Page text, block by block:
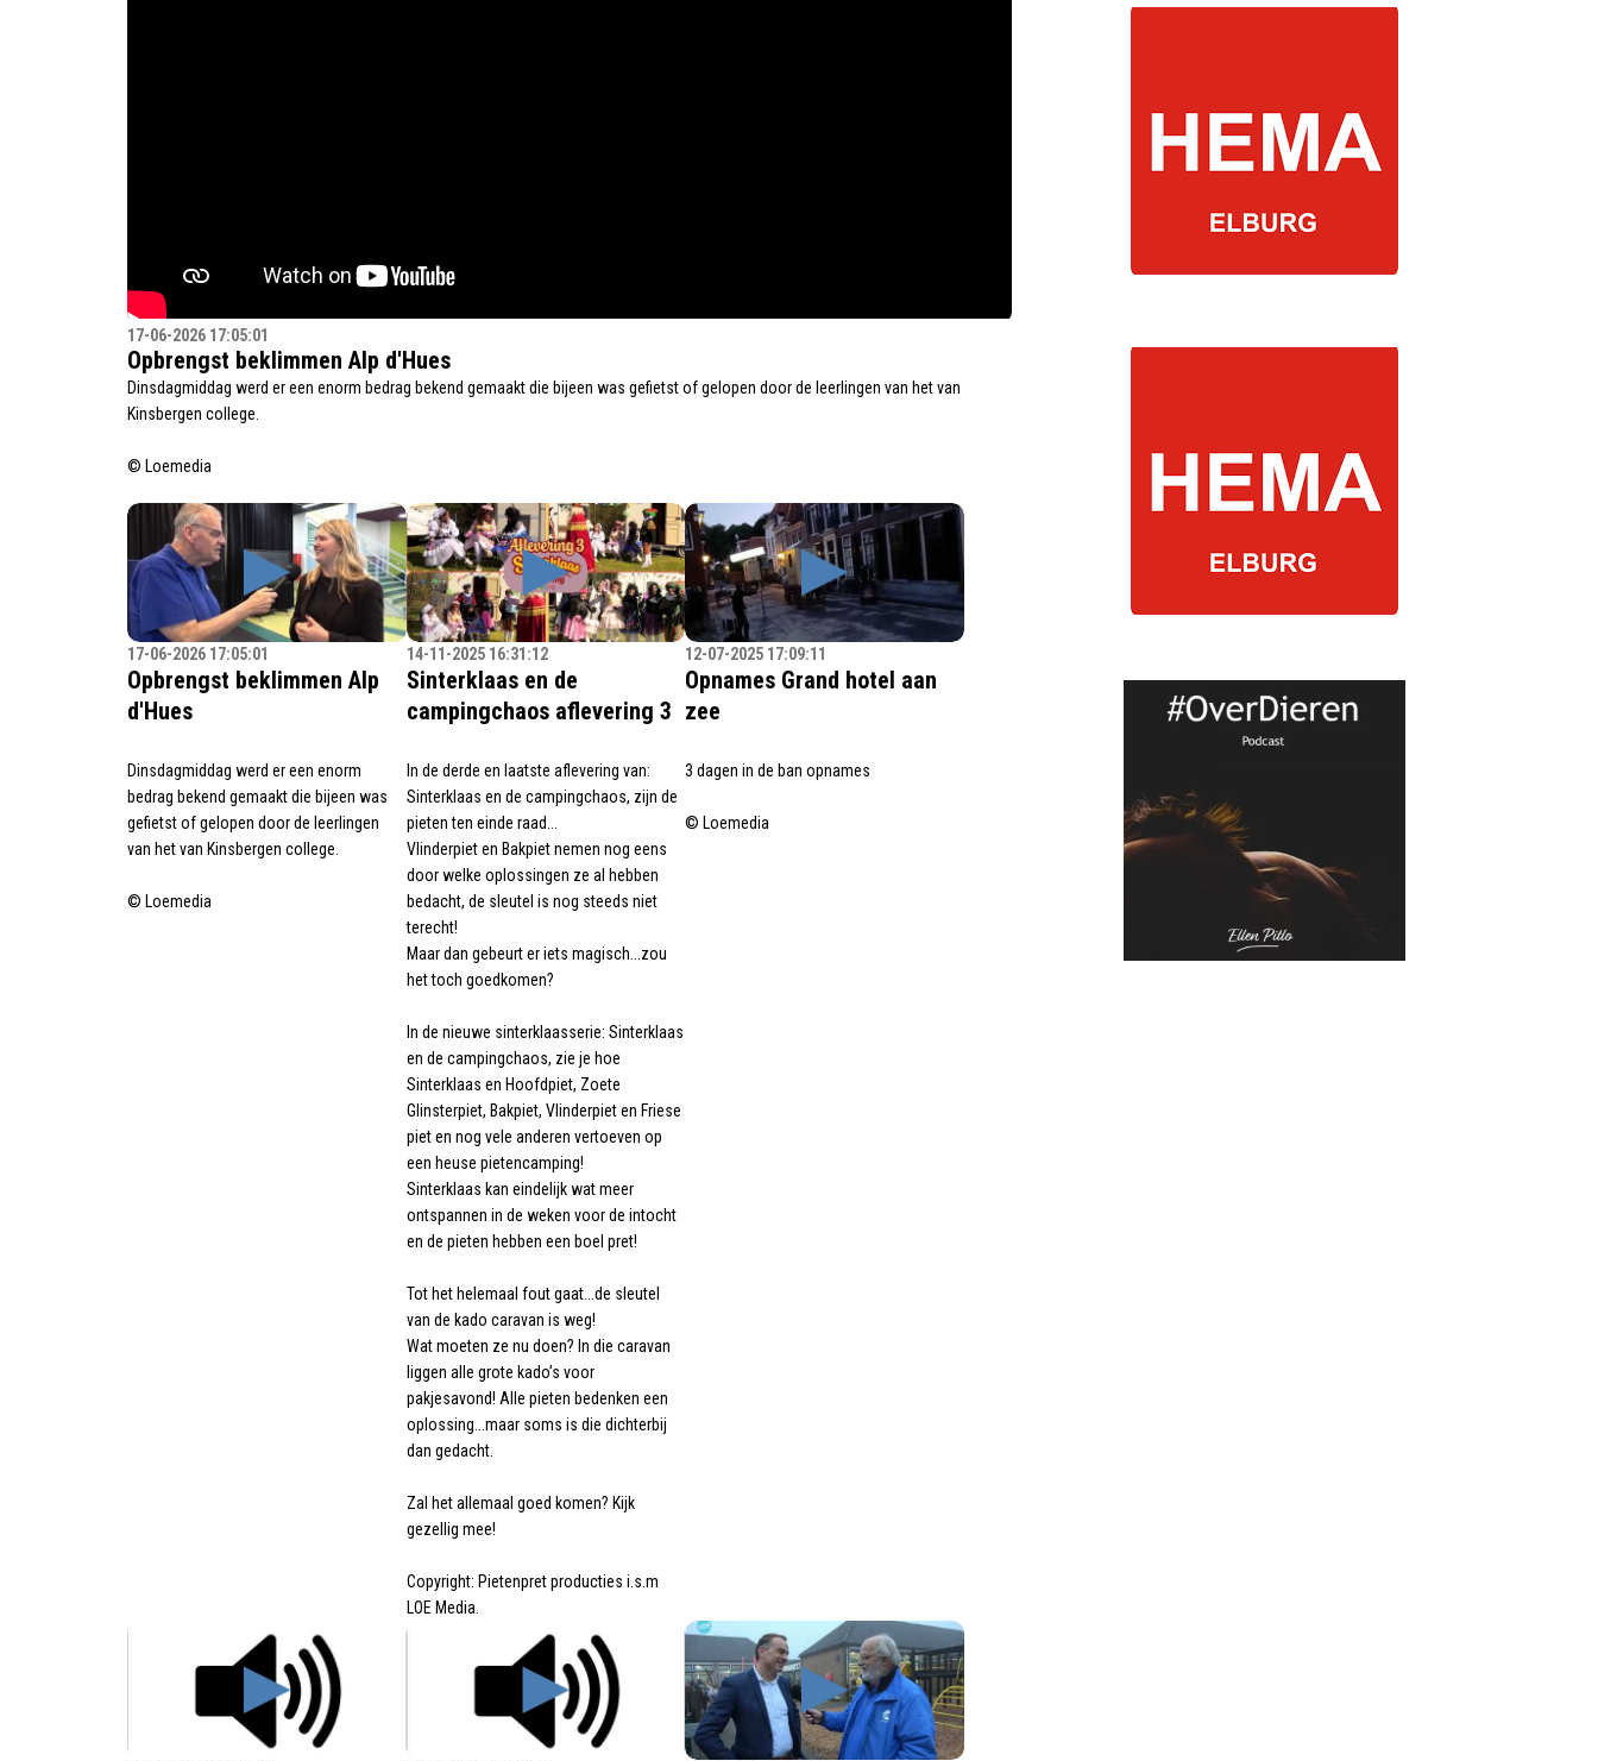
17-06-2026 17:05:01
Opbrengst beklimmen Alp d'Hues
Dinsdagmiddag werd er een enorm bedrag bekend gemaakt die bijeen was gefietst of gelopen door de leerlingen van het van
Kinsbergen college.
© Loemedia
17-06-2026 17:05:01
Opbrengst beklimmen Alp
d'Hues
Dinsdagmiddag werd er een enorm
bedrag bekend gemaakt die bijeen was
gefietst of gelopen door de leerlingen
van het van Kinsbergen college.
© Loemedia
14-11-2025 16:31:12
Sinterklaas en de
campingchaos aflevering 3
In de derde en laatste aflevering van:
Sinterklaas en de campingchaos, zijn de
pieten ten einde raad...
Vlinderpiet en Bakpiet nemen nog eens
door welke oplossingen ze al hebben
bedacht, de sleutel is nog steeds niet
terecht!
Maar dan gebeurt er iets magisch...zou
het toch goedkomen?
In de nieuwe sinterklaasserie: Sinterklaas
en de campingchaos, zie je hoe
Sinterklaas en Hoofdpiet, Zoete
Glinsterpiet, Bakpiet, Vlinderpiet en Friese
piet en nog vele anderen vertoeven op
een heuse pietencamping!
Sinterklaas kan eindelijk wat meer
ontspannen in de weken voor de intocht
en de pieten hebben een boel pret!
Tot het helemaal fout gaat...de sleutel
van de kado caravan is weg!
Wat moeten ze nu doen? In die caravan
liggen alle grote kado’s voor
pakjesavond! Alle pieten bedenken een
oplossing...maar soms is die dichterbij
dan gedacht.
Zal het allemaal goed komen? Kijk
gezellig mee!
Copyright: Pietenpret producties i.s.m
LOE Media.
12-07-2025 17:09:11
Opnames Grand hotel aan
zee
3 dagen in de ban opnames
© Loemedia